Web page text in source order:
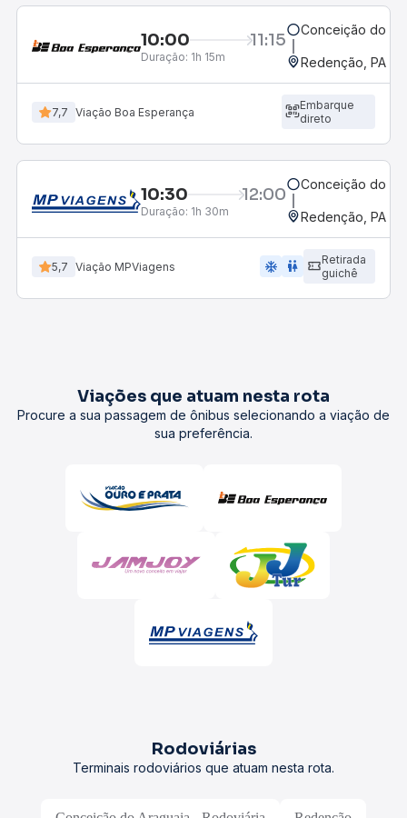
10:00 11:15
Duração: 1h 15m
Conceição do
Redenção, PA
7,7 Viação Boa Esperança
Embarque
direto
10:30 12:00
Duração: 1h 30m
Conceição do
Redenção, PA
5,7 Viação MPViagens ac_unit wc
Retirada
guichê
Viações que atuam nesta rota
Procure a sua passagem de ônibus selecionando a viação de
sua preferência.
Rodoviárias
Terminais rodoviários que atuam nesta rota.